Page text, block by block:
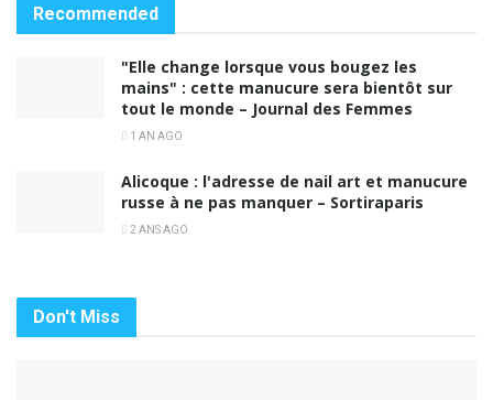
Recommended
"Elle change lorsque vous bougez les
mains" : cette manucure sera bientôt sur
tout le monde – Journal des Femmes
1 AN AGO
Alicoque : l'adresse de nail art et manucure
russe à ne pas manquer – Sortiraparis
2 ANS AGO
Don't Miss